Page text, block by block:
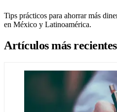
Tips prácticos para ahorrar más
en México y Latinoamérica.
Artículos más